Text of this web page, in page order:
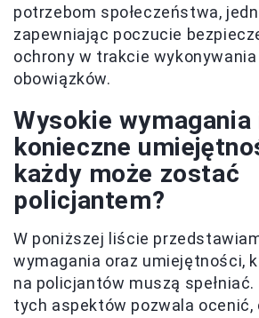
potrzebom społeczeństwa,
zapewniając poczucie
ochrony w trakcie
obowiązków.
Wysokie wymagania
konieczne
każdy może zostać
policjantem?
W poniższej liście
wymagania oraz umiejętności,
na policjantów muszą
tych aspektów pozwala ocenić,